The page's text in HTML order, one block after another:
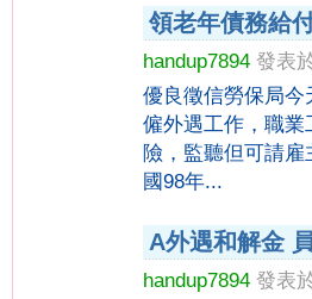
領老年債務給
handup7894 發表
優良徵信勞保局
僱外遇工作，職
險，監聽但可請
國98年...
A外遇和解金
handup7894 發表